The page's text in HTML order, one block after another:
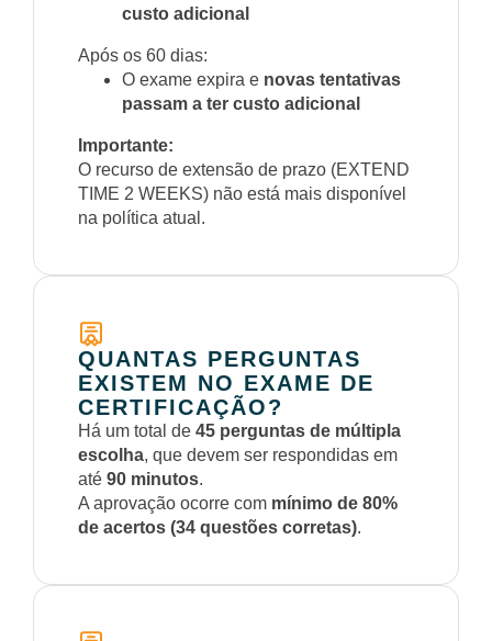
custo adicional
Após os 60 dias:
O exame expira e novas tentativas
passam a ter custo adicional
Importante:
O recurso de extensão de prazo (EXTEND
TIME 2 WEEKS) não está mais disponível
na política atual.
QUANTAS PERGUNTAS
EXISTEM NO EXAME DE
CERTIFICAÇÃO?
Há um total de 45 perguntas de múltipla
escolha, que devem ser respondidas em
até 90 minutos.
A aprovação ocorre com mínimo de 80%
de acertos (34 questões corretas).